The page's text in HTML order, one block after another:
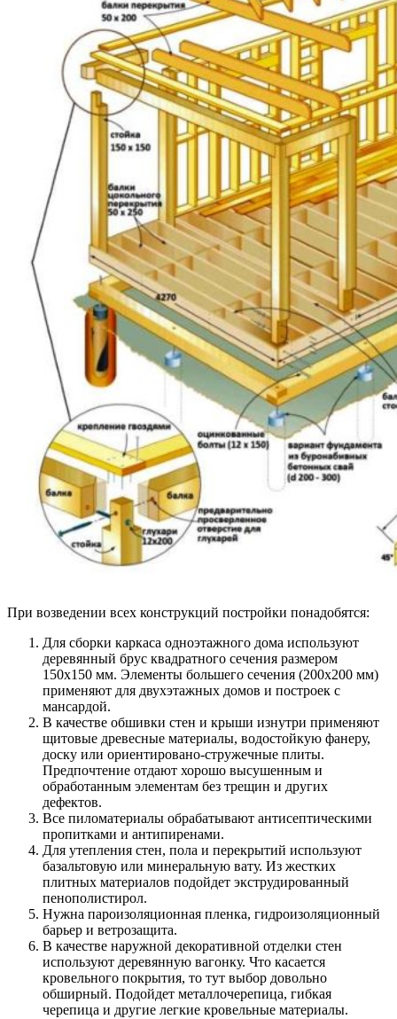
При возведении всех конструкций постройки понадобятся:
Для сборки каркаса одноэтажного дома используют
деревянный брус квадратного сечения размером
150х150 мм. Элементы большего сечения (200х200 мм)
применяют для двухэтажных домов и построек с
мансардой.
В качестве обшивки стен и крыши изнутри применяют
щитовые древесные материалы, водостойкую фанеру,
доску или ориентировано-стружечные плиты.
Предпочтение отдают хорошо высушенным и
обработанным элементам без трещин и других
дефектов.
Все пиломатериалы обрабатывают антисептическими
пропитками и антипиренами.
Для утепления стен, пола и перекрытий используют
базальтовую или минеральную вату. Из жестких
плитных материалов подойдет экструдированный
пенополистирол.
Нужна пароизоляционная пленка, гидроизоляционный
барьер и ветрозащита.
В качестве наружной декоративной отделки стен
используют деревянную вагонку. Что касается
кровельного покрытия, то тут выбор довольно
обширный. Подойдет металлочерепица, гибкая
черепица и другие легкие кровельные материалы.